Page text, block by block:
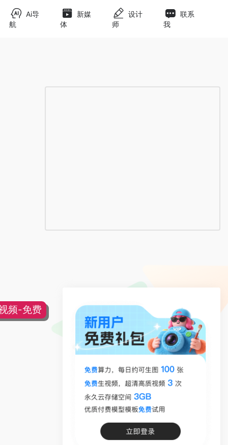
Ai导
航
新媒
体
设计
师
联系
我
频-免费